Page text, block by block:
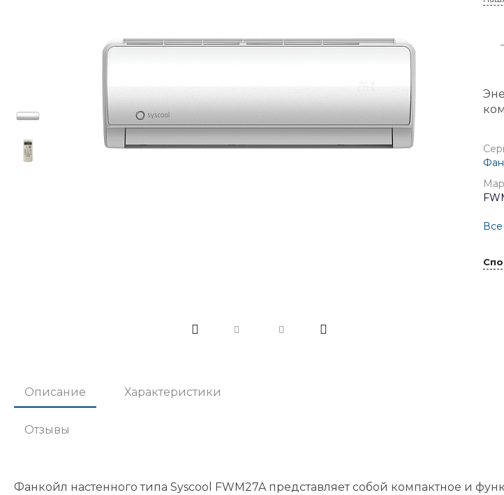
-
Все
Описание Характеристики
Отзывы
Фанкойл настенного типа Syscool FWM27A представляет собой компактное и